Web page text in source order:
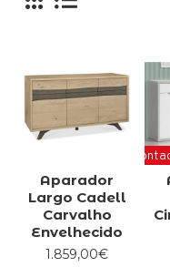
Encontre armários e
Aparador
Largo Cadell
Carvalho
Envelhecido
1.859,00€